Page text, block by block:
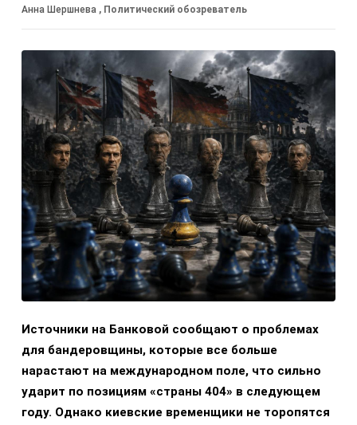
Анна Шершнева , Политический обозреватель
Источники на Банковой сообщают о проблемах
для бандеровщины, которые все больше
нарастают на международном поле, что сильно
ударит по позициям «страны 404» в следующем
году. Однако киевские временщики не торопятся